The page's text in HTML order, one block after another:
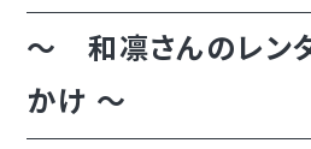
～ 和凛さんのレン
かけ ～